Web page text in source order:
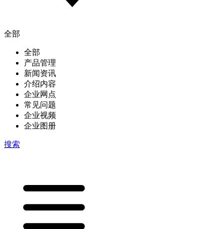
全部
全部
产品管理
新闻资讯
介绍内容
企业网点
常见问题
企业视频
企业图册
搜索